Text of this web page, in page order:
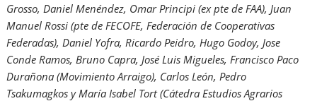
Grosso, Daniel Menéndez, Omar Principi (ex pte de FAA), Juan
Manuel Rossi (pte de FECOFE, Federación de Cooperativas
Federadas), Daniel Yofra, Ricardo Peidro, Hugo Godoy, Jose
Conde Ramos, Bruno Capra, José Luis Migueles, Francisco Paco
Durañona (Movimiento Arraigo), Carlos León, Pedro
Tsakumagkos y María Isabel Tort (Cátedra Estudios Agrarios